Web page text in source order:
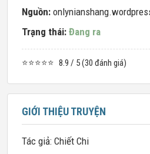
Nguồn:
Trạng thái: Đang ra
⭐⭐⭐⭐⭐ 8.9 / 5 (30 đánh giá)
GIỚI THIỆU TRUYỆN
Tác giả: Chiết Chi